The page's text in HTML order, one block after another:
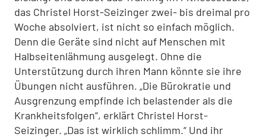
das Christel Horst-Seizinger zwei- bis dreimal pro
Woche absolviert, ist nicht so einfach möglich.
Denn die Geräte sind nicht auf Menschen mit
Halbseitenlähmung ausgelegt. Ohne die
Unterstützung durch ihren Mann könnte sie ihre
Übungen nicht ausführen. „Die Bürokratie und
Ausgrenzung empfinde ich belastender als die
Krankheitsfolgen“, erklärt Christel Horst-
Seizinger. „Das ist wirklich schlimm.“ Und ihr